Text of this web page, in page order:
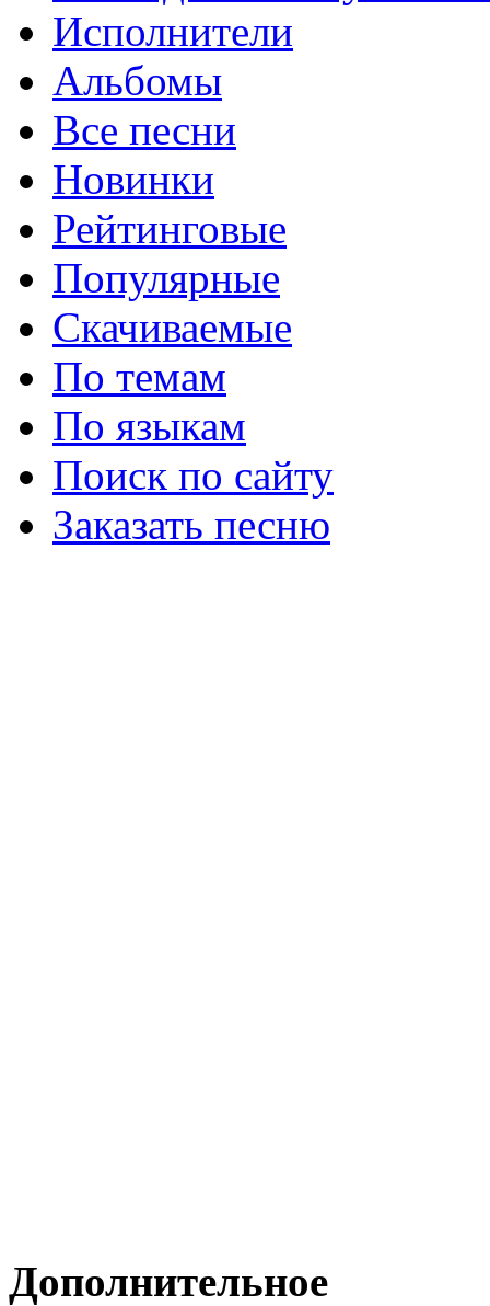
Исполнители
Альбомы
Все песни
Новинки
Рейтинговые
Популярные
Скачиваемые
По темам
По языкам
Поиск по сайту
Заказать песню
Дополнительное